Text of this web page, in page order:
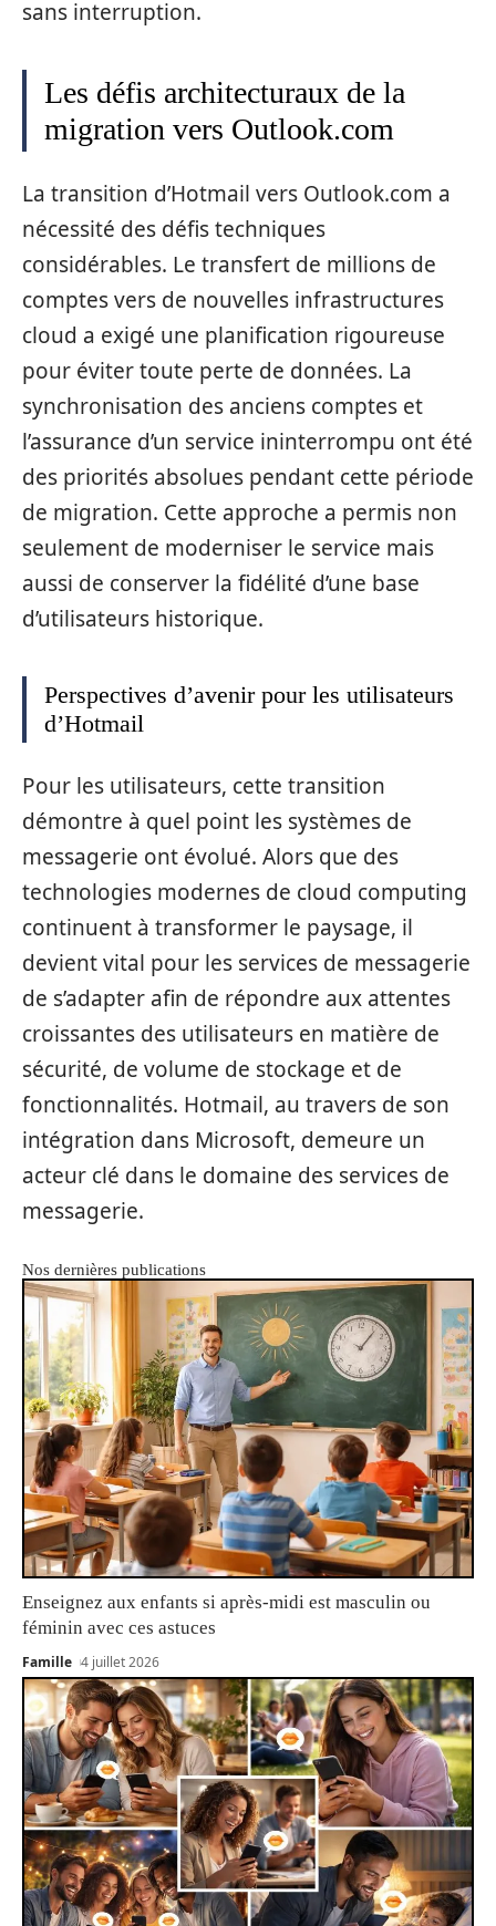
sans interruption.
Les défis architecturaux de la
migration vers Outlook.com
La transition d’Hotmail vers Outlook.com a
nécessité des défis techniques
considérables. Le transfert de millions de
comptes vers de nouvelles infrastructures
cloud a exigé une planification rigoureuse
pour éviter toute perte de données. La
synchronisation des anciens comptes et
l’assurance d’un service ininterrompu ont été
des priorités absolues pendant cette période
de migration. Cette approche a permis non
seulement de moderniser le service mais
aussi de conserver la fidélité d’une base
d’utilisateurs historique.
Perspectives d’avenir pour les utilisateurs
d’Hotmail
Pour les utilisateurs, cette transition
démontre à quel point les systèmes de
messagerie ont évolué. Alors que des
technologies modernes de cloud computing
continuent à transformer le paysage, il
devient vital pour les services de messagerie
de s’adapter afin de répondre aux attentes
croissantes des utilisateurs en matière de
sécurité, de volume de stockage et de
fonctionnalités. Hotmail, au travers de son
intégration dans Microsoft, demeure un
acteur clé dans le domaine des services de
messagerie.
Nos dernières publications
Enseignez aux enfants si après-midi est masculin ou
féminin avec ces astuces
Famille 4 juillet 2026